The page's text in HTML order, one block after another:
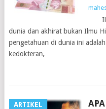
dunia dan akhirat bukan Ilmu
pengetahuan di dunia ini
kedokteran,
ARTIKEL